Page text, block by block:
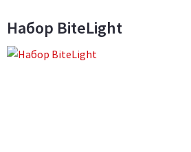
Набор BiteLight